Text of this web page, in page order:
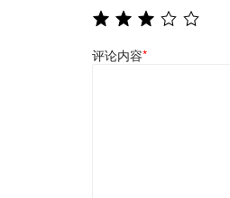
评论内容*